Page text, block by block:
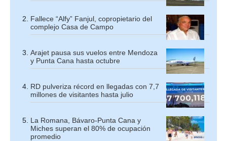
Fallece “Alfy” Fanjul, copropietario del
complejo Casa de Campo
Arajet pausa sus vuelos entre Mendoza
y Punta Cana hasta octubre
RD pulveriza récord en llegadas con 7,7
millones de visitantes hasta julio
La Romana, Bávaro-Punta Cana y
Miches superan el 80% de ocupación
promedio